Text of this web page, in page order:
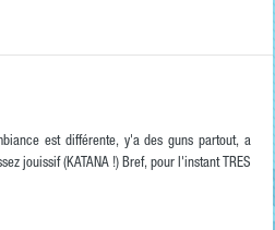
est différente, y'a des guns partout, a
jouissif (KATANA !) Bref, pour l'instant TRES